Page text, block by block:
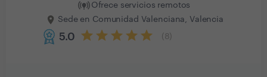
Ofrece servicios remotos
Sede en Comunidad Valenciana, Valencia
5.0 8